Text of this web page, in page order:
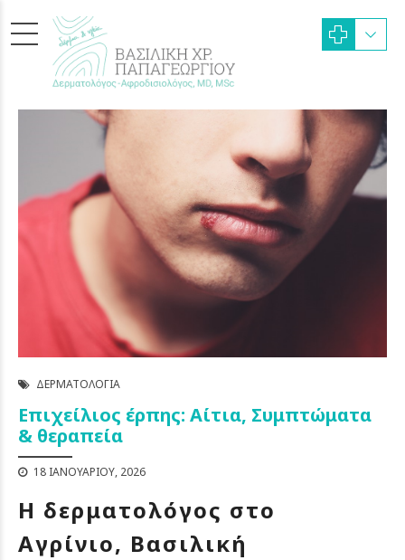
ΔΕΡΜΑΤΟΛΟΓΊΑ
Επιχείλιος έρπης: Αίτια, Συμπτώματα
& θεραπεία
18 ΙΑΝΟΥΑΡΊΟΥ, 2026
Η δερματολόγος στο
Αγρίνιο, Βασιλική